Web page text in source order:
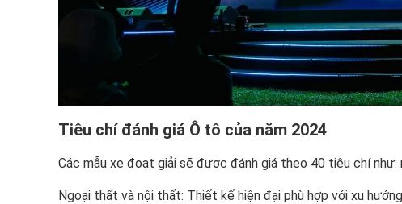
Tiêu chí đánh giá Ô tô của năm 2024
Các mẫu xe đoạt giải sẽ được đánh giá theo 40 tiêu chí
Ngoại thất và nội thất: Thiết kế hiện đại phù hợp với xu hướng